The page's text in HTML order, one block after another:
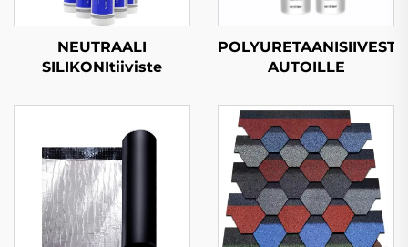
NEUTRAALI
SILIKONItiiviste
POLYURETAANISIIVESTE
AUTOILLE